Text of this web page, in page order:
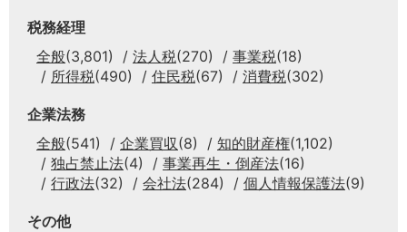
税務経理
全般(3,801) 法人税(270) 事業税(18)
所得税(490) 住民税(67) 消費税(302)
企業法務
全般(541) 企業買収(8) 知的財産権(1,102)
独占禁止法(4) 事業再生・倒産法(16)
行政法(32) 会社法(284) 個人情報保護法(9)
その他